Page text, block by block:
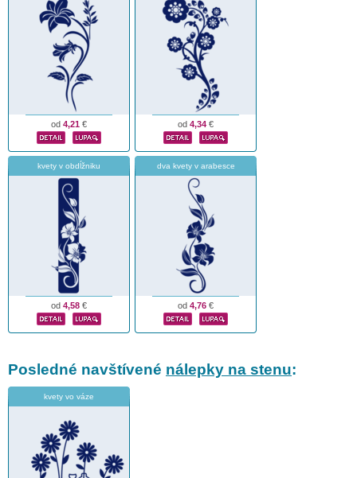
od 4,21 € od 4,34 €
kvety v obdĺžniku
od 4,58 €
dva kvety v arabesce
od 4,76 €
Posledné navštívené nálepky na stenu:
kvety vo váze